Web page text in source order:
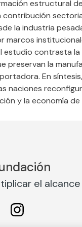
estructural
contribución
la industria
marcos
estudio contrasta
preservan la
En
naciones
y la economía de
el